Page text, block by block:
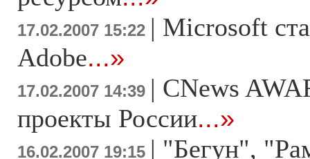
17.02.2007 15:22 | Microsoft
Adobe...»
17.02.2007 14:39 | CNews
проекты России...»
16.02.2007 19:15 | "Бегун",